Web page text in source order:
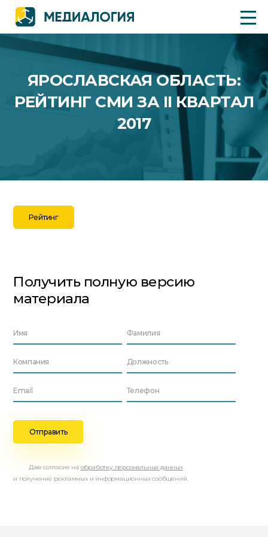
ЯРОСЛАВСКАЯ ОБЛАСТЬ:
РЕЙТИНГ СМИ ЗА II КВАРТАЛ
2017
Рейтинг
Получить полную версию
материала
Даю согласие на обработку персональных данных
и получение рекламных и информационных сообщений.